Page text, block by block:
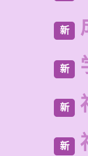
新
新
新
新